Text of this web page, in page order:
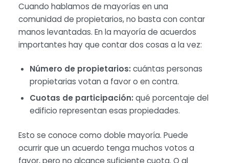
Cuando hablamos de mayorías en una
comunidad de propietarios, no basta con contar
manos levantadas. En la mayoría de acuerdos
importantes hay que contar dos cosas a la vez:
Número de propietarios:cuántas personas
propietarias votan a favor o en contra.
Cuotas de participación:qué porcentaje del
edificio representan esas propiedades.
Esto se conoce como doble mayoría. Puede
ocurrir que un acuerdo tenga muchos votos a
favor, pero no alcance suficiente cuota. O al